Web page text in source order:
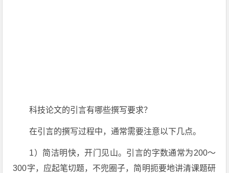
科技论文的引言有哪些撰写要求？
在引言的撰写过程中，通常需要注意以下几点。
1）简洁明快，开门见山。引言的字数通常为200～
300字，应起笔切题，不兜圈子，简明扼要地讲清课题研